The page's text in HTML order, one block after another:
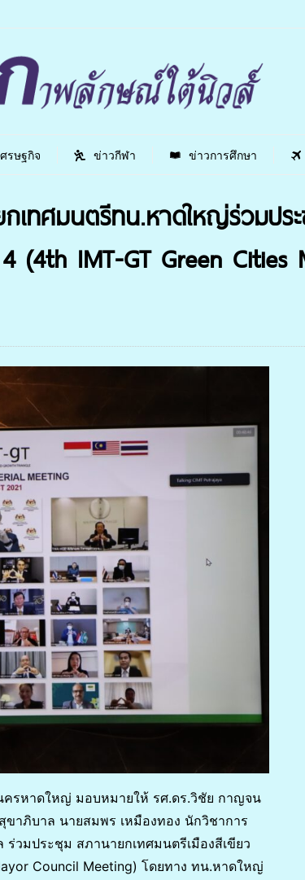
รษฐกิจ ข่าวกีฬา ข่าวการศึกษา
ทศมนตรีทน.หาดใหญ่ร่วมปร
(4th IMT-GT Green
รหาดใหญ่ มอบหมายให้ รศ.ดร.วิชัย กาญจน
าภิบาล นายสมพร เหมืองทอง นักวิชาการ
วมประชุม สภานายกเทศมนตรีเมืองสีเขียว
Council Meeting) โดยทาง ทน.หาดใหญ่